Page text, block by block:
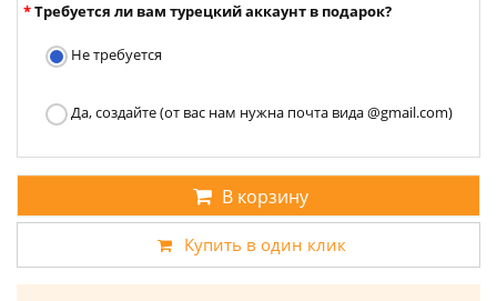
Требуется ли вам турецкий аккаунт в подарок?
Не требуется
Да, создайте (от вас нам нужна почта вида @gmail.com)
В корзину
Купить в один клик